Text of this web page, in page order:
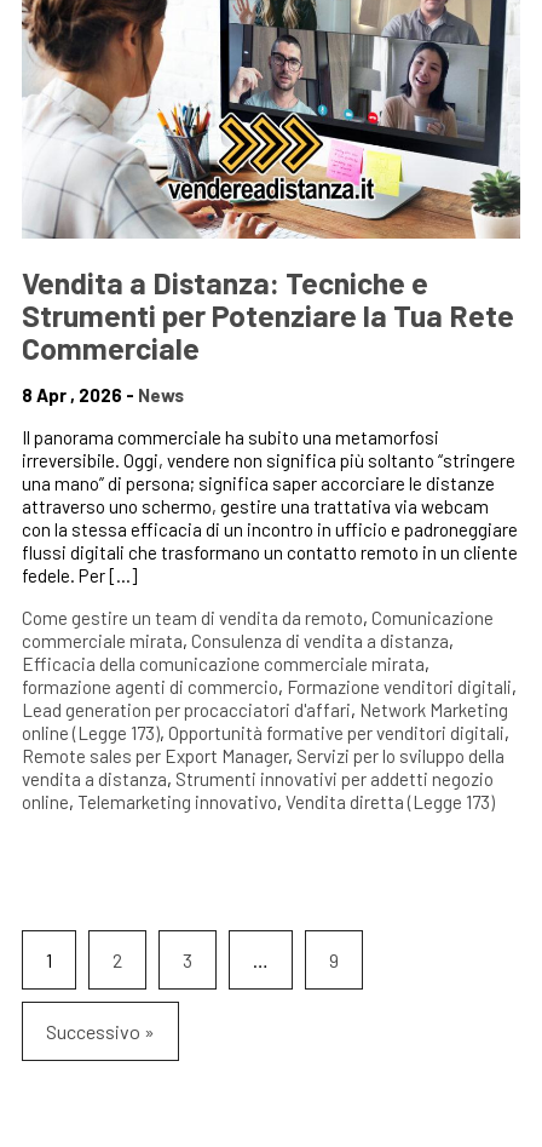
Vendita a Distanza: Tecniche e
Strumenti per Potenziare la Tua Rete
Commerciale
8 Apr , 2026 - News
Il panorama commerciale ha subito una metamorfosi
irreversibile. Oggi, vendere non significa più soltanto “stringere
una mano” di persona; significa saper accorciare le distanze
attraverso uno schermo, gestire una trattativa via webcam
con la stessa efficacia di un incontro in ufficio e padroneggiare
flussi digitali che trasformano un contatto remoto in un cliente
fedele. Per […]
Come gestire un team di vendita da remoto, Comunicazione
commerciale mirata, Consulenza di vendita a distanza,
Efficacia della comunicazione commerciale mirata,
formazione agenti di commercio, Formazione venditori digitali,
Lead generation per procacciatori d'affari, Network Marketing
online (Legge 173), Opportunità formative per venditori digitali,
Remote sales per Export Manager, Servizi per lo sviluppo della
vendita a distanza, Strumenti innovativi per addetti negozio
online, Telemarketing innovativo, Vendita diretta (Legge 173)
1 2 3 … 9
Successivo »